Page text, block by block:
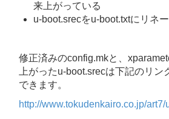
来上がっている
u-boot.srecをu-boot.txtにリネ
修正済みのconfig.mkと、
上がったu-boot.srecは下記のリン
できます。
http://www.tokudenkairo.co.jp/